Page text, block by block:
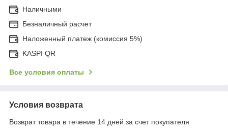
Наличными
Безналичный расчет
Наложенный платеж (комиссия 5%)
KASPI QR
Все условия оплаты
Условия возврата
Возврат товара в течение 14 дней за счет покупателя